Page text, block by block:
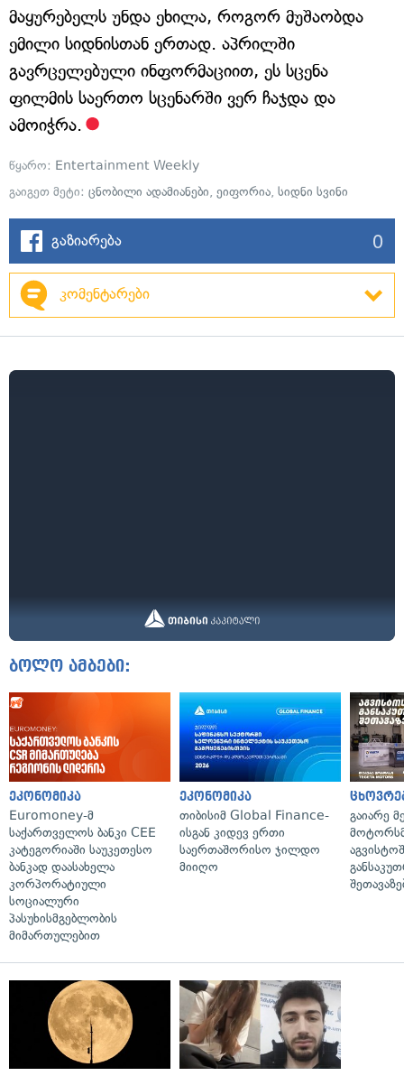
მაყურებელს უნდა ეხილა, როგორ მუშაობდა
ემილი სიდნისთან ერთად. აპრილში
გავრცელებული ინფორმაციით, ეს სცენა
ფილმის საერთო სცენარში ვერ ჩაჯდა და
ამოიჭრა.
წყარო: Entertainment Weekly
გაიგეთ მეტი: ცნობილი ადამიანები, ეიფორია, სიდნი სვინი
გაზიარება 0
კომენტარები
ბოლო ამბები:
ეკონომიკა
Euromoney-მ
საქართველოს ბანკი CEE
კატეგორიაში საუკეთესო
ბანკად დაასახელა
კორპორატიული
სოციალური
პასუხისმგებლობის
მიმართულებით
ეკონომიკა
თიბისიმ Global Finance-
ისგან კიდევ ერთი
საერთაშორისო ჯილდო
მიიღო
გაიარე